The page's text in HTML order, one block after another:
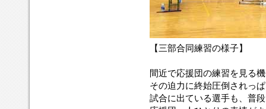
【三部合同練習の様子】
間近で応援団の練習を見る
その迫力に終始圧倒されっ
試合に出ている選手も、普